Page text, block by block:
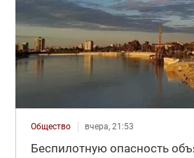
Общество вчера, 21:53
Беспилотную опасность